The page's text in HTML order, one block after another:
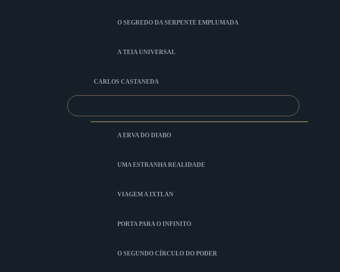
O SEGREDO DA SERPENTE EMPLUMADA
A TEIA UNIVERSAL
CARLOS CASTANEDA
A ERVA DO DIABO
UMA ESTRANHA REALIDADE
VIAGEM A IXTLAN
PORTA PARA O INFINITO
O SEGUNDO CÍRCULO DO PODER